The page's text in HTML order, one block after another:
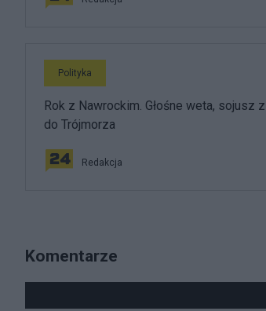
Polityka
Rok z Nawrockim. Głośne weta, sojusz
do Trójmorza
Redakcja
Komentarze